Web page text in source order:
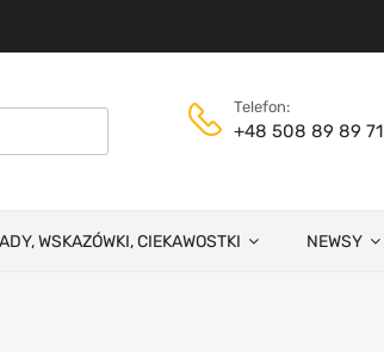
Telefon:
+48 508 89 89 71
WSKAZÓWKI, CIEKAWOSTKI NEWSY